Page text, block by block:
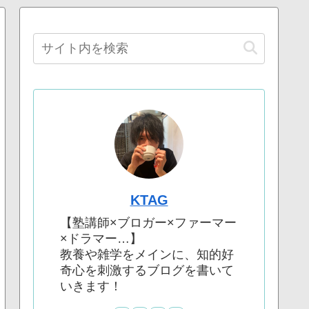
KTAG
【塾講師×ブロガー×ファーマー
×ドラマー…】
教養や雑学をメインに、知的好
奇心を刺激するブログを書いて
いきます！